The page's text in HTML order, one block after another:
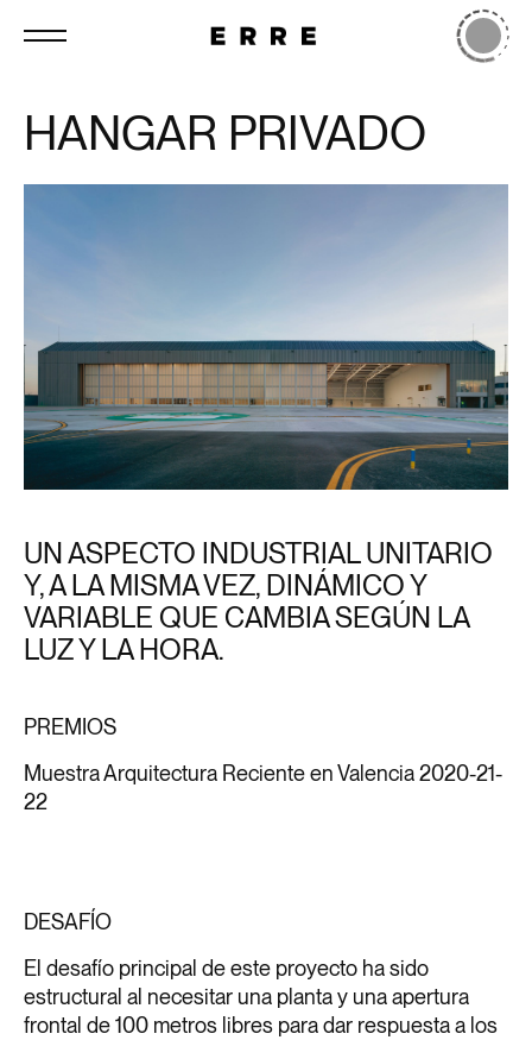
HANGAR PRIVADO
UN ASPECTO INDUSTRIAL UNITARIO
Y, A LA MISMA VEZ, DINÁMICO Y
VARIABLE QUE CAMBIA SEGÚN LA
LUZ Y LA HORA.
PREMIOS
Muestra Arquitectura Reciente en Valencia 2020-21-
22
DESAFÍO
El desafío principal de este proyecto ha sido
estructural al necesitar una planta y una apertura
frontal de 100 metros libres para dar respuesta a los